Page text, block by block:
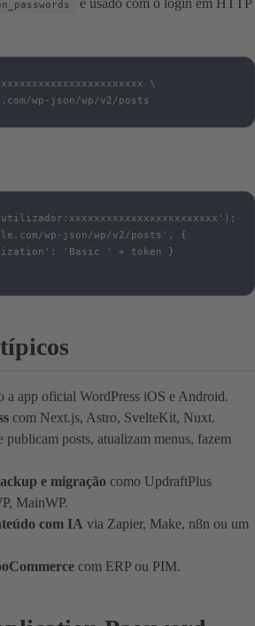
e usado com o login em HTTP
\
wp-json/wp/v2/posts
wp-json/wp/v2/posts', {
'Basic ' + token }
a app oficial WordPress iOS e Android.
com Next.js, Astro, SvelteKit, Nuxt.
publicam posts, atualizam menus, fazem
e migração como UpdraftPlus
MainWP.
com IA via Zapier, Make, n8n ou um
com ERP ou PIM.